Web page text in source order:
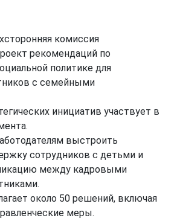
комиссия
рекомендаций по
политике для
с семейными
инициатив участвует в
выстроить
сотрудников с детьми и
между кадровыми
около 50 решений, включая
меры.